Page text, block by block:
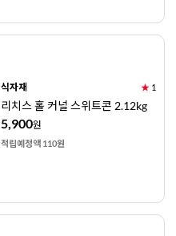
식자재 ★ 1
리치스 홀 커널 스위트콘 2.12kg
5,900원
적립예정액 110원